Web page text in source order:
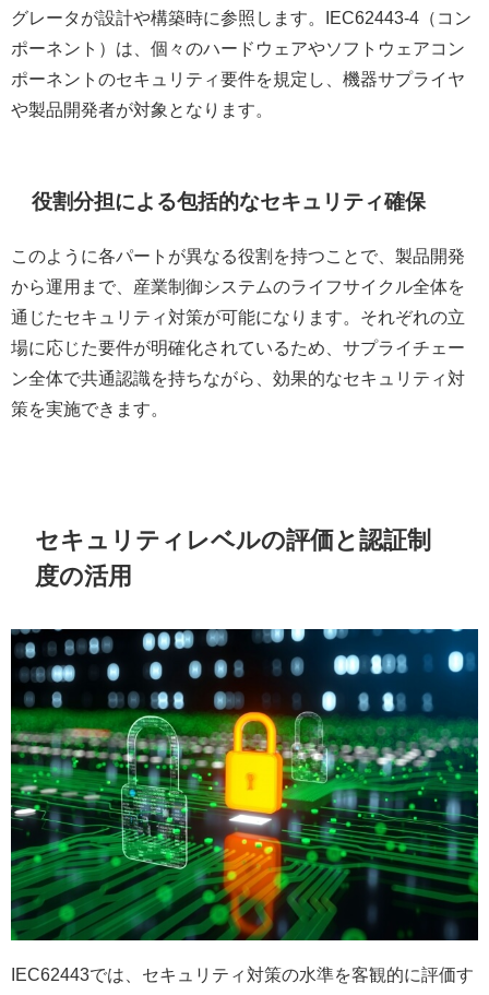
グレータが設計や構築時に参照します。IEC62443-4（コン
ポーネント）は、個々のハードウェアやソフトウェアコン
ポーネントのセキュリティ要件を規定し、機器サプライヤ
や製品開発者が対象となります。
役割分担による包括的なセキュリティ確保
このように各パートが異なる役割を持つことで、製品開発
から運用まで、産業制御システムのライフサイクル全体を
通じたセキュリティ対策が可能になります。それぞれの立
場に応じた要件が明確化されているため、サプライチェー
ン全体で共通認識を持ちながら、効果的なセキュリティ対
策を実施できます。
セキュリティレベルの評価と認証制
度の活用
IEC62443では、セキュリティ対策の水準を客観的に評価す